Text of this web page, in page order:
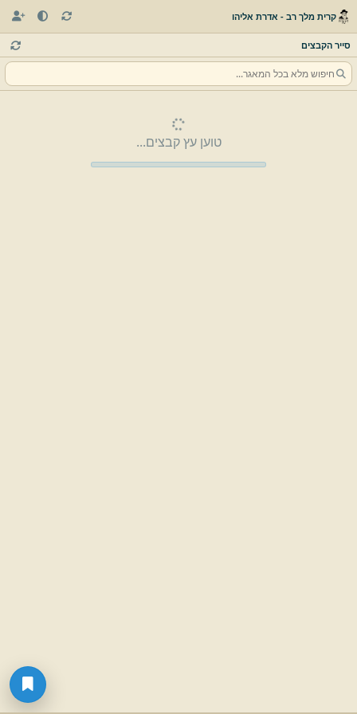
קרית מלך רב - אדרת אליהו
סייר הקבצים
טוען עץ קבצים...